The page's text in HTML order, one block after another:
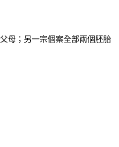
母；另一宗個案全部兩個胚胎